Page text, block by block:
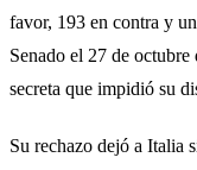
favor, 193 en contra y
Senado el 27 de
secreta que impidió su
Su rechazo dejó a Italia